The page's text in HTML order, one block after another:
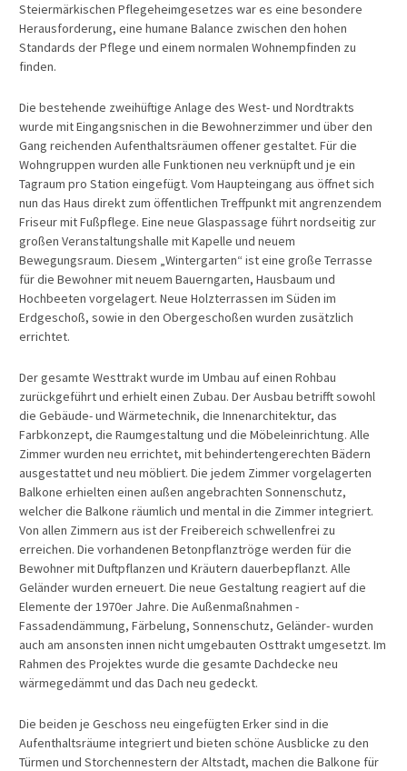
Steiermärkischen Pflegeheimgesetzes war es eine besondere
Herausforderung, eine humane Balance zwischen den hohen
Standards der Pflege und einem normalen Wohnempfinden zu
finden.
Die bestehende zweihüftige Anlage des West- und Nordtrakts
wurde mit Eingangsnischen in die Bewohnerzimmer und über den
Gang reichenden Aufenthaltsräumen offener gestaltet. Für die
Wohngruppen wurden alle Funktionen neu verknüpft und je ein
Tagraum pro Station eingefügt. Vom Haupteingang aus öffnet sich
nun das Haus direkt zum öffentlichen Treffpunkt mit angrenzendem
Friseur mit Fußpflege. Eine neue Glaspassage führt nordseitig zur
großen Veranstaltungshalle mit Kapelle und neuem
Bewegungsraum. Diesem „Wintergarten“ ist eine große Terrasse
für die Bewohner mit neuem Bauerngarten, Hausbaum und
Hochbeeten vorgelagert. Neue Holzterrassen im Süden im
Erdgeschoß, sowie in den Obergeschoßen wurden zusätzlich
errichtet.
Der gesamte Westtrakt wurde im Umbau auf einen Rohbau
zurückgeführt und erhielt einen Zubau. Der Ausbau betrifft sowohl
die Gebäude- und Wärmetechnik, die Innenarchitektur, das
Farbkonzept, die Raumgestaltung und die Möbeleinrichtung. Alle
Zimmer wurden neu errichtet, mit behindertengerechten Bädern
ausgestattet und neu möbliert. Die jedem Zimmer vorgelagerten
Balkone erhielten einen außen angebrachten Sonnenschutz,
welcher die Balkone räumlich und mental in die Zimmer integriert.
Von allen Zimmern aus ist der Freibereich schwellenfrei zu
erreichen. Die vorhandenen Betonpflanztröge werden für die
Bewohner mit Duftpflanzen und Kräutern dauerbepflanzt. Alle
Geländer wurden erneuert. Die neue Gestaltung reagiert auf die
Elemente der 1970er Jahre. Die Außenmaßnahmen -
Fassadendämmung, Färbelung, Sonnenschutz, Geländer- wurden
auch am ansonsten innen nicht umgebauten Osttrakt umgesetzt. Im
Rahmen des Projektes wurde die gesamte Dachdecke neu
wärmegedämmt und das Dach neu gedeckt.
Die beiden je Geschoss neu eingefügten Erker sind in die
Aufenthaltsräume integriert und bieten schöne Ausblicke zu den
Türmen und Storchennestern der Altstadt, machen die Balkone für